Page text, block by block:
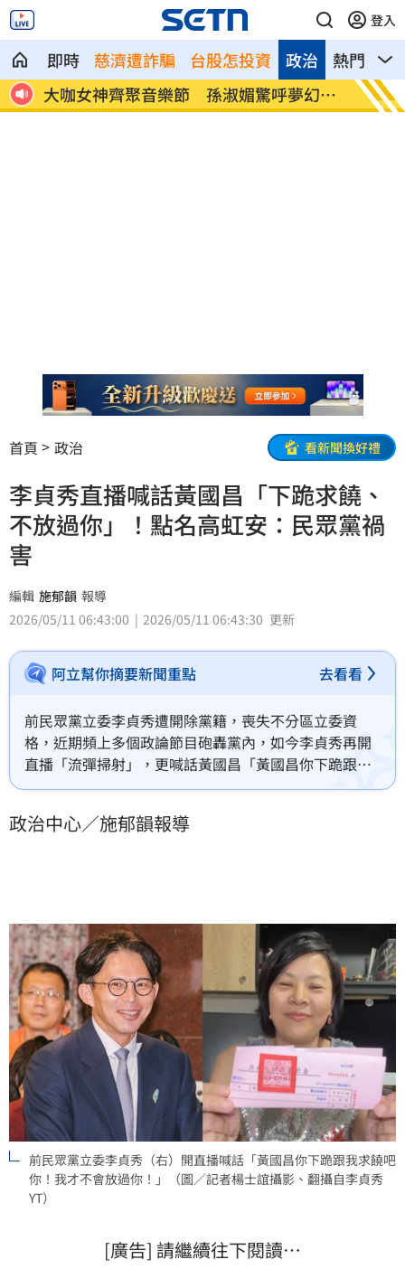
登入
即時 慈濟遭詐騙 台股怎投資 熱門 影
政治
組
鬼月將至！「4星座」不衰反暴富
女騎
眼
首頁 政治 看新聞換好禮
李貞秀直播喊話黃國昌「下跪求饒、
不放過你」！點名高虹安：民眾黨禍
害
編輯 施郁韻 報導
2026/05/11 06:43:00
2026/05/11 06:43:30 更新
阿立幫你摘要新聞重點 去看看
前民眾黨立委李貞秀遭開除黨籍，喪失不分區立委資
格，近期頻上多個政論節目砲轟黨內，如今李貞秀再開
直播「流彈掃射」，更喊話黃國昌「黃國昌你下跪跟我
求饒吧你！我才不會放過你！」引起熱議。對此，台灣
的樣子了」。
政治中心／施郁韻報導
前民眾黨立委李貞秀（右）開直播喊話「黃國昌你下跪跟我求饒吧
你！我才不會放過你！」（圖／記者楊士誼攝影、翻攝自李貞秀
YT）
[廣告] 請繼續往下閱讀…